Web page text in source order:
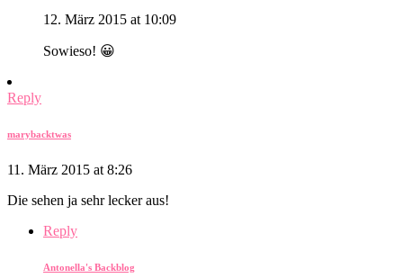
12. März 2015 at 10:09
Sowieso! 😀
Reply
marybacktwas
11. März 2015 at 8:26
Die sehen ja sehr lecker aus!
Reply
Antonella's Backblog